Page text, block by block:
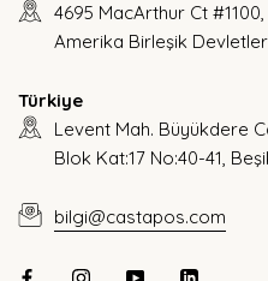
4695 MacArthur Ct
Amerika Birleşik
Türkiye
Levent Mah. Büyükdere
Blok Kat:17 No:40-41,
bilgi@castapos.com